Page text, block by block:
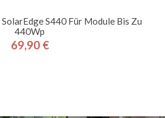
S440 Für Module Bis Zu
440Wp
Preis
69,90 €